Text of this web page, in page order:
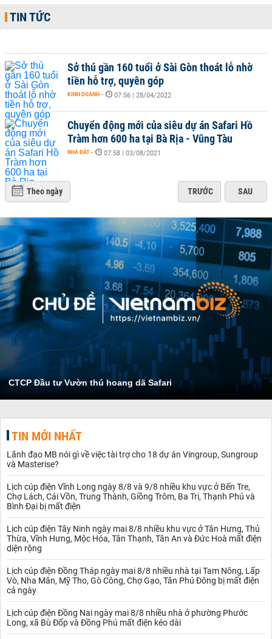
TIN TỨC
Sở thú gần 160 tuổi ở Sài Gòn thoát lỗ nhờ
tiền hỗ trợ, quyên góp
KINH DOANH - 07:56 | 28/04/2022
Chuyển động mới của siêu dự án Safari Hồ
Tràm hơn 600 ha tại Bà Rịa - Vũng Tàu
NHÀ ĐẤT - 07:58 | 03/08/2021
Theo ngày TRƯỚC SAU
CTCP Đầu tư Vườn thú hoang dã Safari
TIN MỚI NHẤT
Lãnh đạo MB nói gì về việc tài trợ cho 18 dự án Vingroup, Sungroup
và Masterise?
Lịch cúp điện Vĩnh Long ngày 8/8 và 9/8 nhiều khu vực ở Bến Tre,
Chợ Lách, Cái Vồn, Trung Thành, Giồng Trôm, Ba Tri, Thạnh Phú và
Bình Đại bị mất điện
Lịch cúp điện Tây Ninh ngày mai 8/8 nhiều khu vực ở Tân Hưng, Thủ
Thừa, Vĩnh Hưng, Mộc Hóa, Tân Thạnh, Tân An và Đức Hoà mất điện
diện rộng
Lịch cúp điện Đồng Tháp ngày mai 8/8 nhiều nhà tại Tam Nông, Lấp
Vò, Nha Mân, Mỹ Tho, Gò Công, Chợ Gạo, Tân Phú Đông bị mất điện
cả ngày
Lịch cúp điện Đồng Nai ngày mai 8/8 nhiều nhà ở phường Phước
Long, xã Bù Đốp và Đồng Phú mất điện kéo dài